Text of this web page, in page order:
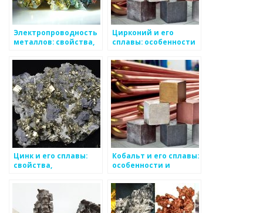
Электропроводность
металлов: свойства,
Цирконий и его
сплавы: особенности
Цинк и его сплавы:
свойства,
Кобальт и его сплавы:
особенности и